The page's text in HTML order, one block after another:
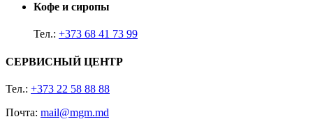
Кофе и сиропы
Тел.: +373 68 41 73 99
СЕРВИСНЫЙ ЦЕНТР
Тел.: +373 22 58 88 88
Почта: mail@mgm.md